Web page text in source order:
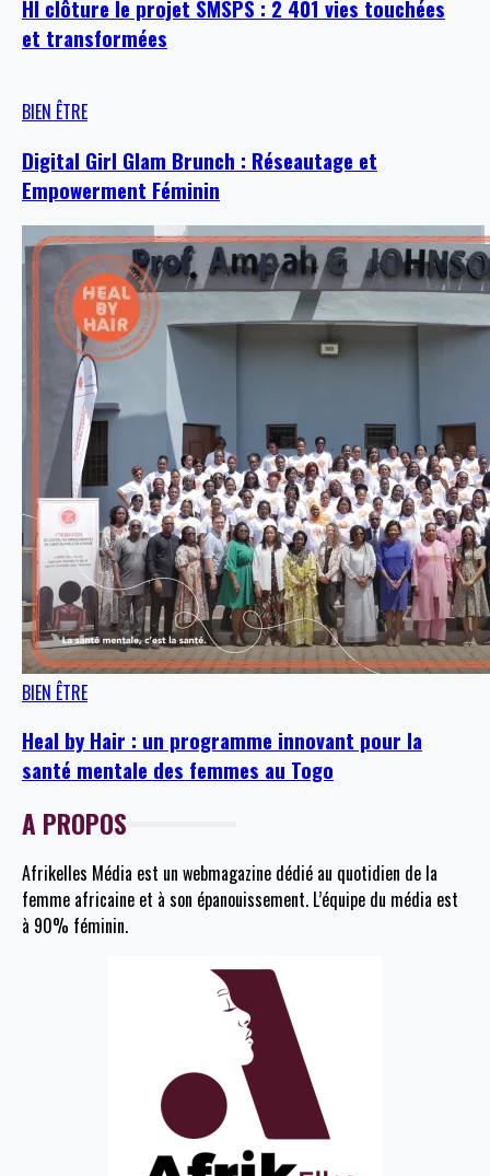
HI clôture le projet SMSPS : 2 401 vies touchées
et transformées
BIEN ÊTRE
Digital Girl Glam Brunch : Réseautage et
Empowerment Féminin
BIEN ÊTRE
Heal by Hair : un programme innovant pour la
santé mentale des femmes au Togo
A PROPOS
Afrikelles Média est un webmagazine dédié au quotidien de la
femme africaine et à son épanouissement. L’équipe du média est
à 90% féminin.